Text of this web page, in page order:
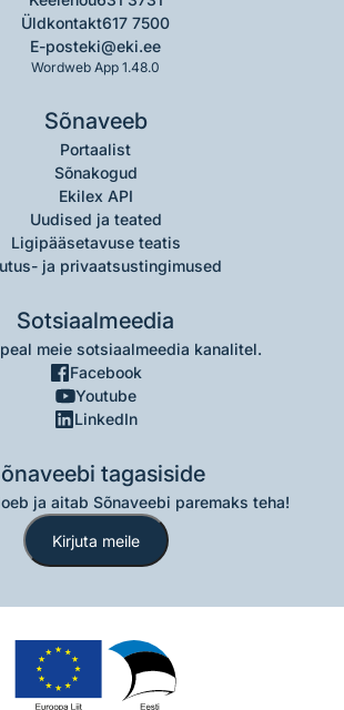
Üldkontakt617 7500
E-posteki@eki.ee
Wordweb App 1.48.0
Sõnaveeb
Portaalist
Sõnakogud
Ekilex API
Uudised ja teated
Ligipääsetavuse teatis
ja privaatsustingimused
Sotsiaalmeedia
meie sotsiaalmeedia kanalitel.
Facebook
Youtube
LinkedIn
tagasiside
ja aitab Sõnaveebi paremaks teha!
Kirjuta meile